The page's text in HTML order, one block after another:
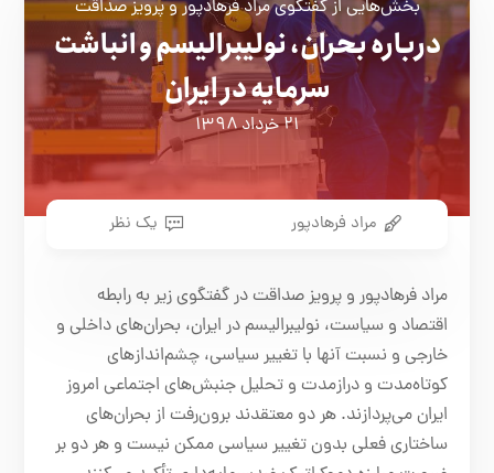
بخش‌هایی از گفتگوی مراد فرهادپور و پرویز صداقت
درباره بحران، نولیبرالیسم و انباشت
سرمایه در ایران
۲۱ خرداد ۱۳۹۸
مراد فرهادپور یک نظر
مراد فرهادپور و پرویز صداقت در گفتگوی زیر به رابطه
اقتصاد و سیاست، نولیبرالیسم در ایران، بحران‌های داخلی و
خارجی و نسبت آنها با تغییر سیاسی، چشم‌اندازهای
کوتاه‌مدت و درازمدت و تحلیل جنبش‌های اجتماعی امروز
ایران می‌پردازند. هر دو معتقدند برون‌رفت از بحران‌های
ساختاری فعلی بدون تغییر سیاسی ممکن نیست و هر دو بر